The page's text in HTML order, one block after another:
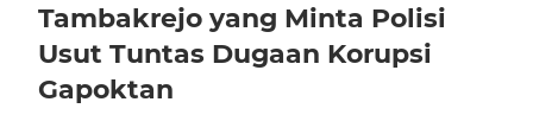
Tambakrejo yang Minta Polisi
Usut Tuntas Dugaan Korupsi
Gapoktan